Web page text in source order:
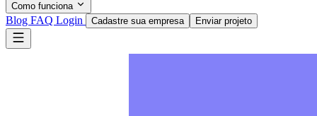
Como funciona
Blog FAQ Login Cadastre sua empresa Enviar projeto